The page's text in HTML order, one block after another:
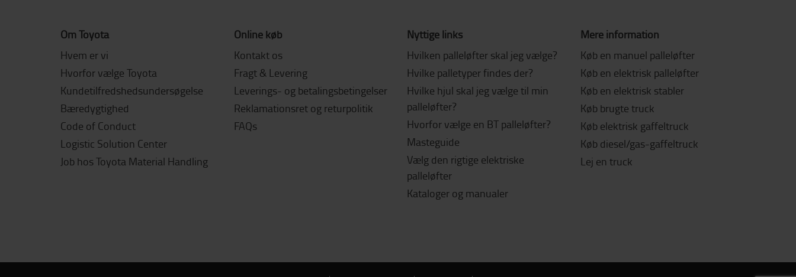
Om Toyota
Hvem er vi
Hvorfor vælge Toyota
Kundetilfredshedsundersøgelse
Bæredygtighed
Code of Conduct
Logistic Solution Center
Job hos Toyota Material Handling
Online køb
Kontakt os
Fragt & Levering
Leverings- og betalingsbetingelser
Reklamationsret og returpolitik
FAQs
Nyttige links
Hvilken palleløfter skal jeg vælge?
Hvilke palletyper findes der?
Hvilke hjul skal jeg vælge til min
palleløfter?
Hvorfor vælge en BT palleløfter?
Masteguide
Vælg den rigtige elektriske
palleløfter
Kataloger og manualer
Mere information
Køb en manuel palleløfter
Køb en elektrisk palleløfter
Køb en elektrisk stabler
Køb brugte truck
Køb elektrisk gaffeltruck
Køb diesel/gas-gaffeltruck
Lej en truck